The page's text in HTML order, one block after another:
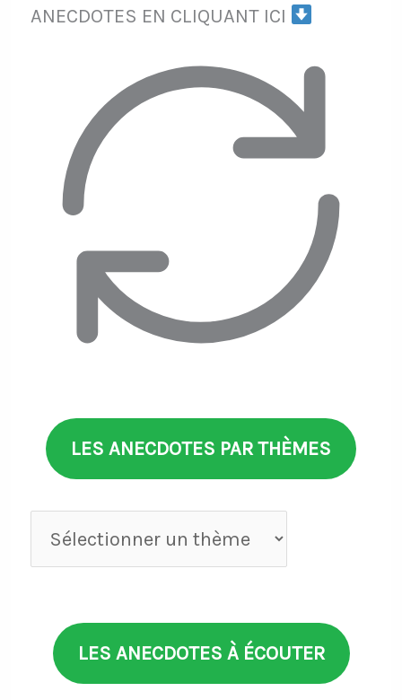
ANECDOTES EN CLIQUANT ICI
LES ANECDOTES PAR THÈMES
Anecdotes
par
LES ANECDOTES À ÉCOUTER